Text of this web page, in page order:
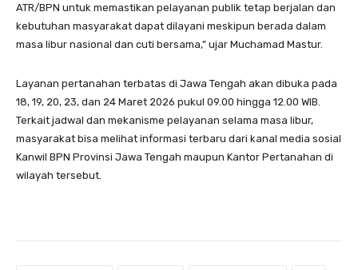
ATR/BPN untuk memastikan pelayanan publik tetap berjalan dan
kebutuhan masyarakat dapat dilayani meskipun berada dalam
masa libur nasional dan cuti bersama,” ujar Muchamad Mastur.
Layanan pertanahan terbatas di Jawa Tengah akan dibuka pada
18, 19, 20, 23, dan 24 Maret 2026 pukul 09.00 hingga 12.00 WIB.
Terkait jadwal dan mekanisme pelayanan selama masa libur,
masyarakat bisa melihat informasi terbaru dari kanal media sosial
Kanwil BPN Provinsi Jawa Tengah maupun Kantor Pertanahan di
wilayah tersebut.